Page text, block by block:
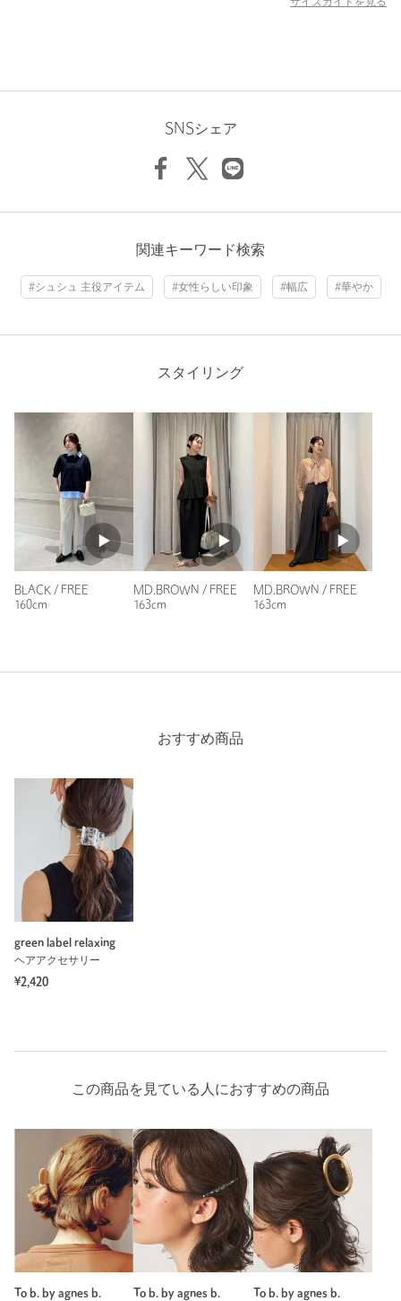
店舗へお問い合わせの際は、全国のgreen label relaxing各店舗ま
対象商品
WOMEN
カテゴリー アクセサリー | ヘアアクセサリー
3633-6-000151
サイズガイドを見る
SNSシェア
関連キーワード検索
#シュシュ 主役アイテム #女性らしい印象 #幅広 #華やか
スタイリング
BLACK / FREE
160cm
MD.BROWN / FREE
163cm
MD.BROWN / FREE
163cm
おすすめ商品
green label relaxing
ヘアアクセサリー
¥2,420
この商品を見ている人におすすめの商品
To b. by agnes b.
To b. by agnes b.
To b. by agnes b.